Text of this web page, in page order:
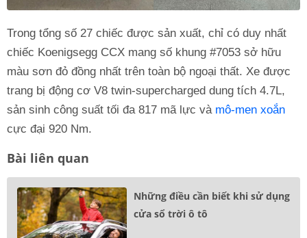
Trong tổng số 27 chiếc được sản xuất, chỉ có duy nhất
chiếc Koenigsegg CCX mang số khung #7053 sở hữu
màu sơn đỏ đồng nhất trên toàn bộ ngoại thất. Xe được
trang bị động cơ V8 twin-supercharged dung tích 4.7L,
sản sinh công suất tối đa 817 mã lực và mô-men xoắn
cực đại 920 Nm.
Bài liên quan
Những điều cần biết khi sử dụng
cửa sổ trời ô tô